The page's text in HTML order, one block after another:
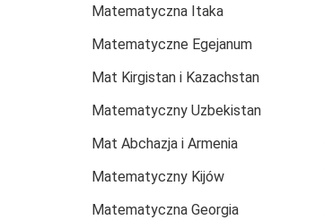
Matematyczna Itaka
Matematyczne Egejanum
Mat Kirgistan i Kazachstan
Matematyczny Uzbekistan
Mat Abchazja i Armenia
Matematyczny Kijów
Matematyczna Georgia